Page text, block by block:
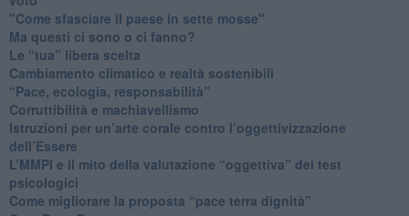
"Come sfasciare il paese in sette mosse"
​Ma questi ci sono o ci fanno?
​Le “tua” libera scelta
Cambiamento climatico e realtà sostenibili
“Pace, ecologia, responsabilità”
​Corruttibilità e machiavellismo
Istruzioni per un’arte corale contro l’oggettivizzazione
dell’Essere
​L’MMPI e il mito della valutazione “oggettiva” dei test
psicologici
Come migliorare la proposta “pace terra dignità”